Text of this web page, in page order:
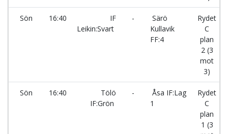
Sön 16:40
IF
Leikin:Svart
-
Särö
Kullavik
FF:4
Rydet
C
plan
2 (3
mot
3)
Sön 16:40
Tölö
IF:Grön
-
Åsa IF:Lag
1
Rydet
C
plan
1 (3